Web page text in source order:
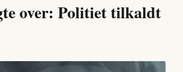
over: Politiet tilkaldt